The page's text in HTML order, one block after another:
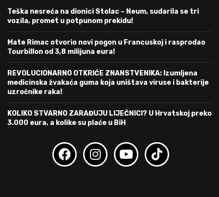
Teška nesreća na dionici Stolac – Neum, sudarila se tri
vozila, promet u potpunom prekidu!
Mate Rimac otvorio novi pogon u Francuskoj i rasprodao
Tourbillon od 3,8 milijuna eura!
REVOLUCIONARNO OTKRIĆE ZNANSTVENIKA: Izumljena
medicinska žvakaća guma koja uništava viruse i bakterije
uzročnike raka!
KOLIKO STVARNO ZARAĐUJU LIJEČNICI? U Hrvatskoj preko
3.000 eura, a kolike su plaće u BiH